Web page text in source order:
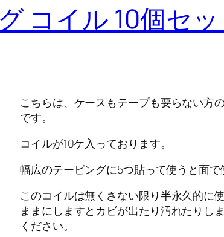
コイル 10個セッ
こちらは、ケースもテープも要らない方
です。
コイルが10ケ入っております。
幅広のテーピングに5つ貼って使うと面で
このコイルは無くさない限り半永久的に
ままにしますとカビが出たり汚れたりし
ください。